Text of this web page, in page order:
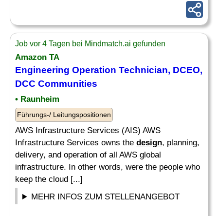
Job vor 4 Tagen bei Mindmatch.ai gefunden
Amazon TA
Engineering Operation Technician, DCEO,
DCC Communities
• Raunheim
Führungs-/ Leitungspositionen
AWS Infrastructure Services (AIS) AWS
Infrastructure Services owns the design, planning,
delivery, and operation of all AWS global
infrastructure. In other words, were the people who
keep the cloud [...]
MEHR INFOS ZUM STELLENANGEBOT